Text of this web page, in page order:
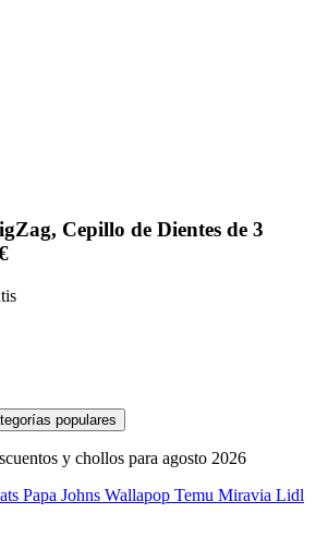
Cepillo de Dientes de 3
populares
y chollos para agosto 2026
Papa Johns Wallapop Temu Miravia Lidl